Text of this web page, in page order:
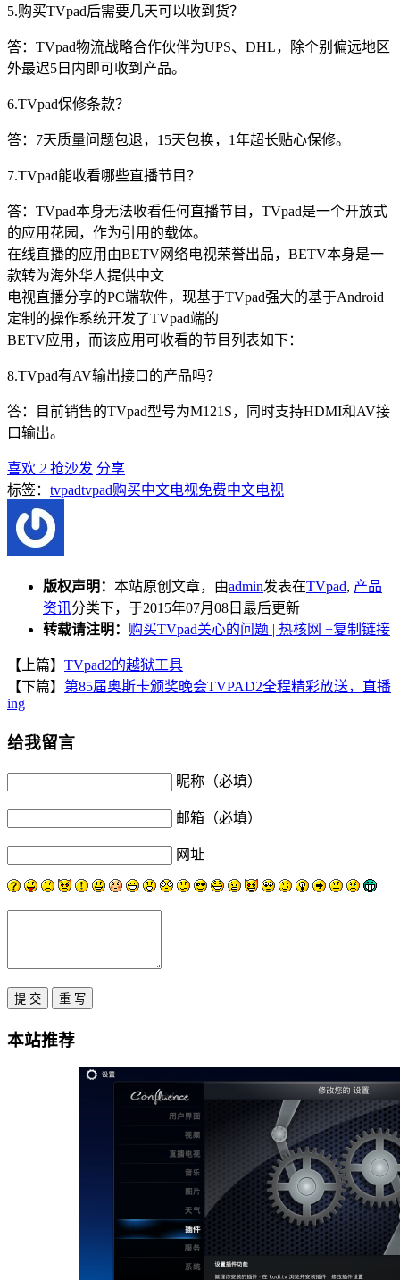
5.购买TVpad后需要几天可以收到货？
答：TVpad物流战略合作伙伴为UPS、DHL，除个别偏远地区
外最迟5日内即可收到产品。
6.TVpad保修条款？
答：7天质量问题包退，15天包换，1年超长贴心保修。
7.TVpad能收看哪些直播节目？
答：TVpad本身无法收看任何直播节目，TVpad是一个开放式
的应用花园，作为引用的载体。
在线直播的应用由BETV网络电视荣誉出品，BETV本身是一
款转为海外华人提供中文
电视直播分享的PC端软件，现基于TVpad强大的基于Android
定制的操作系统开发了TVpad端的
BETV应用，而该应用可收看的节目列表如下：
8.TVpad有AV输出接口的产品吗？
答：目前销售的TVpad型号为M121S，同时支持HDMI和AV接
口输出。
喜欢 2 抢沙发 分享
标签： tvpadtvpad购买中文电视免费中文电视
版权声明： 本站原创文章，由admin发表在TVpad, 产品
资讯分类下，于2015年07月08日最后更新
转载请注明： 购买TVpad关心的问题 | 热核网 +复制链接
【上篇】 TVpad2的越狱工具
【下篇】 第85届奥斯卡颁奖晚会TVPAD2全程精彩放送，直播
ing
给我留言
昵称（必填）
邮箱（必填）
网址
本站推荐